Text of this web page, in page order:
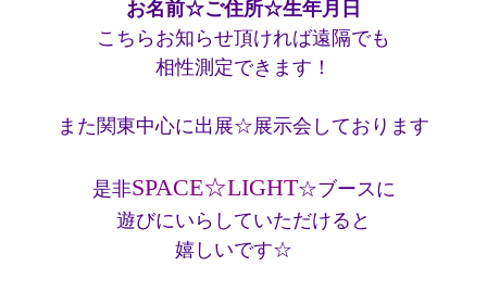
お名前☆ご住所☆生年月日
こちらお知らせ頂ければ遠隔でも
相性測定できます！
また関東中心に出展☆展示会しております
是非SPACE☆LIGHT☆ブースに
遊びにいらしていただけると
嬉しいです☆